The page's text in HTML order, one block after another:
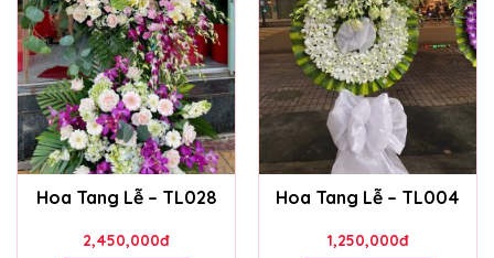
Hoa Tang Lễ – TL028
2,450,000đ
Hoa Tang Lễ – TL004
1,250,000đ